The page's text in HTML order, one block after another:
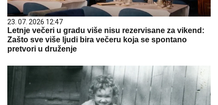
23. 07. 2026 12:47
Letnje večeri u gradu više nisu rezervisane za vikend:
Zašto sve više ljudi bira večeru koja se spontano
pretvori u druženje